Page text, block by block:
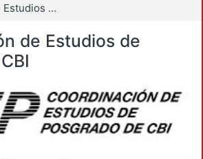
Coordinación de Estudios de Posgrado - CBI
de Estudios de